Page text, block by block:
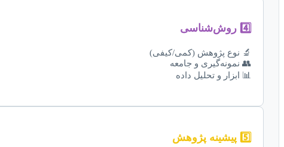
4️⃣ روش‌شناسی
🔬 نوع پژوهش (کمی/کیفی)
👥 نمونه‌گیری و جامعه
📊 ابزار و تحلیل داده
5️⃣ پیشینه پژوهش